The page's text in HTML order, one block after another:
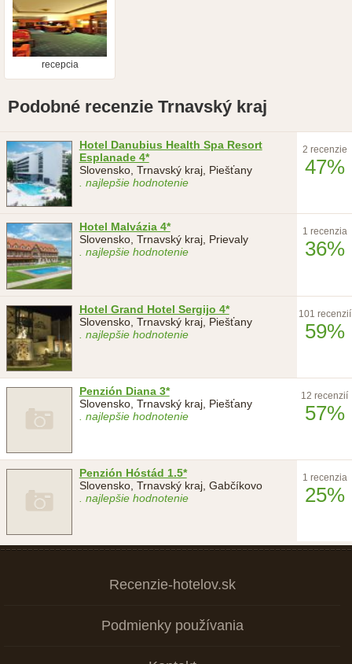
recepcia
Podobné recenzie Trnavský kraj
Hotel Danubius Health Spa Resort
Esplanade 4*
Slovensko, Trnavský kraj, Piešťany
. najlepšie hodnotenie
2 recenzie
47%
Hotel Malvázia 4*
Slovensko, Trnavský kraj, Prievaly
. najlepšie hodnotenie
1 recenzia
36%
Hotel Grand Hotel Sergijo 4*
Slovensko, Trnavský kraj, Piešťany
. najlepšie hodnotenie
101 recenzií
59%
Penzión Diana 3*
Slovensko, Trnavský kraj, Piešťany
. najlepšie hodnotenie
12 recenzií
57%
Penzión Hóstád 1.5*
Slovensko, Trnavský kraj, Gabčíkovo
. najlepšie hodnotenie
1 recenzia
25%
Recenzie-hotelov.sk
Podmienky používania